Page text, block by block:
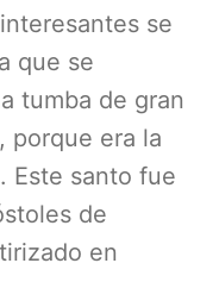
se
que se
tumba de gran
porque era la
Este santo fue
de
en